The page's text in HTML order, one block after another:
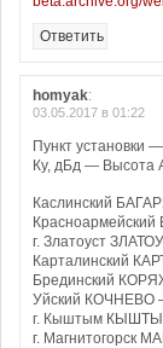
Ответить
homyak:
03.05.2017 в 01:22
Пункт установки
Ку, дБд — Высота
Каслинский
г. Златоуст
Карталинский
Брединский
Уйский КОЧНЕВО
г. Кыштым
г. Магнитогорск